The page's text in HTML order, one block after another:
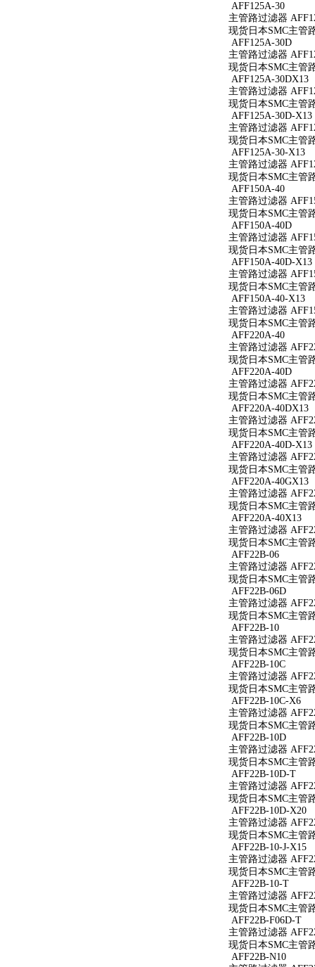
AFF125A-30
主管路过滤器
现货日本SMC主管
AFF125A-30D
主管路过滤器
现货日本SMC主管
AFF125A-30DX13
主管路过滤器
现货日本SMC主管
AFF125A-30D-X13
主管路过滤器
现货日本SMC主管
AFF125A-30-X13
主管路过滤器
现货日本SMC主管
AFF150A-40
主管路过滤器
现货日本SMC主管
AFF150A-40D
主管路过滤器
现货日本SMC主管
AFF150A-40D-X13
主管路过滤器
现货日本SMC主管
AFF150A-40-X13
主管路过滤器
现货日本SMC主管
AFF220A-40
主管路过滤器
现货日本SMC主管
AFF220A-40D
主管路过滤器
现货日本SMC主管
AFF220A-40DX13
主管路过滤器
现货日本SMC主管
AFF220A-40D-X13
主管路过滤器
现货日本SMC主管
AFF220A-40GX13
主管路过滤器
现货日本SMC主管
AFF220A-40X13
主管路过滤器
现货日本SMC主管
AFF22B-06
主管路过滤器
现货日本SMC主管
AFF22B-06D
主管路过滤器
现货日本SMC主管
AFF22B-10
主管路过滤器
现货日本SMC主管
AFF22B-10C
主管路过滤器
现货日本SMC主管
AFF22B-10C-X6
主管路过滤器
现货日本SMC主管
AFF22B-10D
主管路过滤器
现货日本SMC主管
AFF22B-10D-T
主管路过滤器
现货日本SMC主管
AFF22B-10D-X20
主管路过滤器
现货日本SMC主管
AFF22B-10-J-X15
主管路过滤器
现货日本SMC主管
AFF22B-10-T
主管路过滤器
现货日本SMC主管
AFF22B-F06D-T
主管路过滤器
现货日本SMC主管
AFF22B-N10